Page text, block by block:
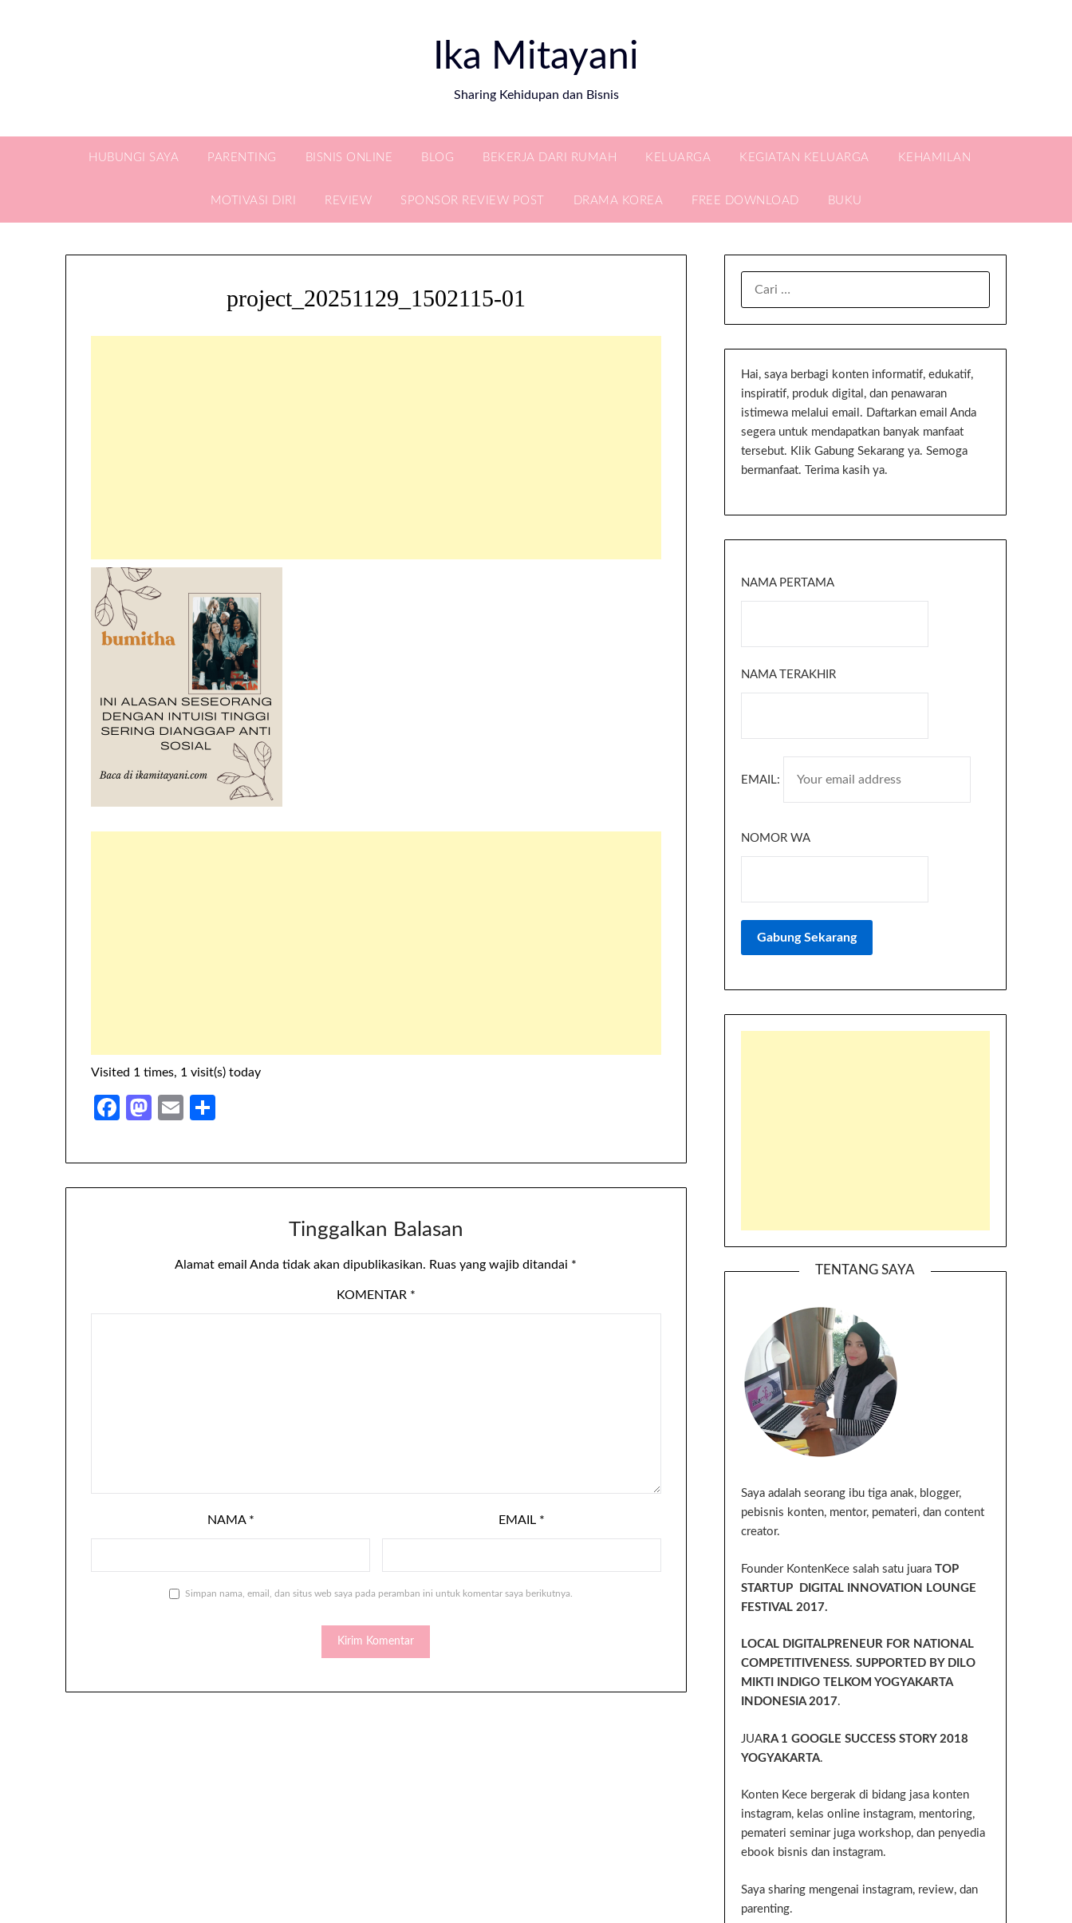
Ika Mitayani
Sharing Kehidupan dan Bisnis
HUBUNGI SAYA PARENTING BISNIS ONLINE BLOG BEKERJA DARI RUMAH KELUARGA KEGIATAN KELUARGA KEHAMILAN
MOTIVASI DIRI REVIEW SPONSOR REVIEW POST DRAMA KOREA FREE DOWNLOAD BUKU
project_20251129_1502115-01
Visited 1 times, 1 visit(s) today
Facebook
Mastodon
Email
Tinggalkan Balasan
Alamat email Anda tidak akan dipublikasikan. Ruas yang wajib ditandai *
KOMENTAR *
NAMA * EMAIL *
Simpan nama, email, dan situs web saya pada peramban ini untuk komentar saya berikutnya.
Hai, saya berbagi konten informatif, edukatif,
inspiratif, produk digital, dan penawaran
istimewa melalui email. Daftarkan email Anda
segera untuk mendapatkan banyak manfaat
tersebut. Klik Gabung Sekarang ya. Semoga
bermanfaat. Terima kasih ya.
NAMA PERTAMA
NAMA TERAKHIR
EMAIL:
NOMOR WA
TENTANG SAYA
Saya adalah seorang ibu tiga anak, blogger,
pebisnis konten, mentor, pemateri, dan content
creator.
Founder KontenKece salah satu juara TOP
STARTUP DIGITAL INNOVATION LOUNGE
FESTIVAL 2017.
LOCAL DIGITALPRENEUR FOR NATIONAL
COMPETITIVENESS. SUPPORTED BY DILO
MIKTI INDIGO TELKOM YOGYAKARTA
INDONESIA 2017.
JUARA 1 GOOGLE SUCCESS STORY 2018
YOGYAKARTA.
Konten Kece bergerak di bidang jasa konten
instagram, kelas online instagram, mentoring,
pemateri seminar juga workshop, dan penyedia
ebook bisnis dan instagram.
Saya sharing mengenai instagram, review, dan
parenting.